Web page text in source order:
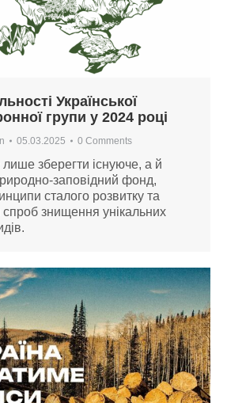
Української
групи у 2024 році
05.03.2025 0 Comments
зберегти існуюче, а й
заповідний фонд,
сталого розвитку та
знищення унікальних